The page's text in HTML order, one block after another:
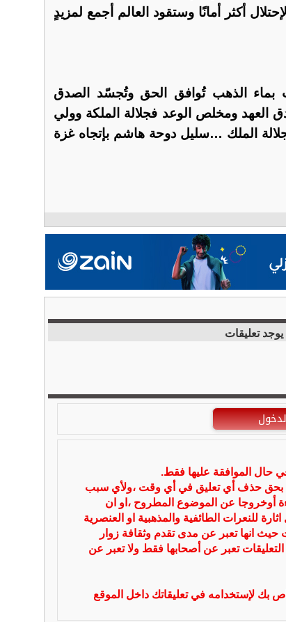
أكثر أمانًا وستقود العالم أجمع لمزيدٍ
الذهب تُوافق الحق وتُجسّد الصدق
العهد ومخلص الوعد فجلالة الملكة وولي
الملك …سليل دوحة هاشم بإتجاه غزة
يوجد تعليقات
حال الموافقة عليها فقط.
بحق حذف أي تعليق في أي وقت ،ولأي سبب
أوخروجا عن الموضوع المطروح ،او ان
للنعرات الطائفية والمذهبية او العنصرية
حيث انها تعبر عن مدى تقدم وثقافة زوار
تعبر عن أصحابها فقط ولا تعبر عن
بك لإستخدامه في تعليقاتك داخل الموقع